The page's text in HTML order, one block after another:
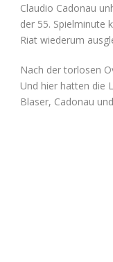
Claudio Cadonau
der 55. Spielminute
Riat wiederum
Nach der torlosen
Und hier hatten die
Blaser, Cadonau